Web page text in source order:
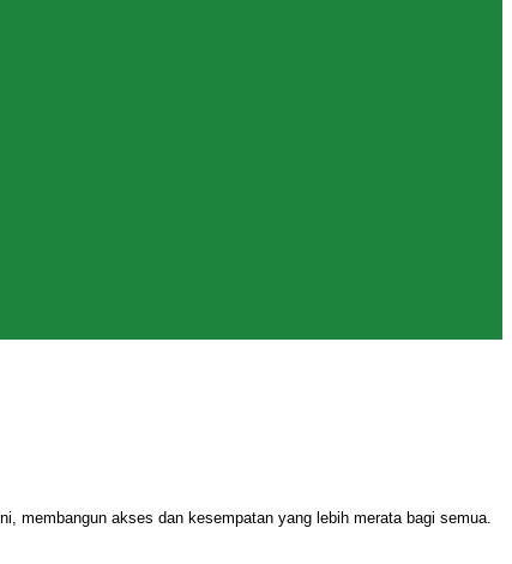
membangun akses dan kesempatan yang lebih merata bagi semua.